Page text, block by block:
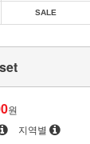
SALE
원
지역별